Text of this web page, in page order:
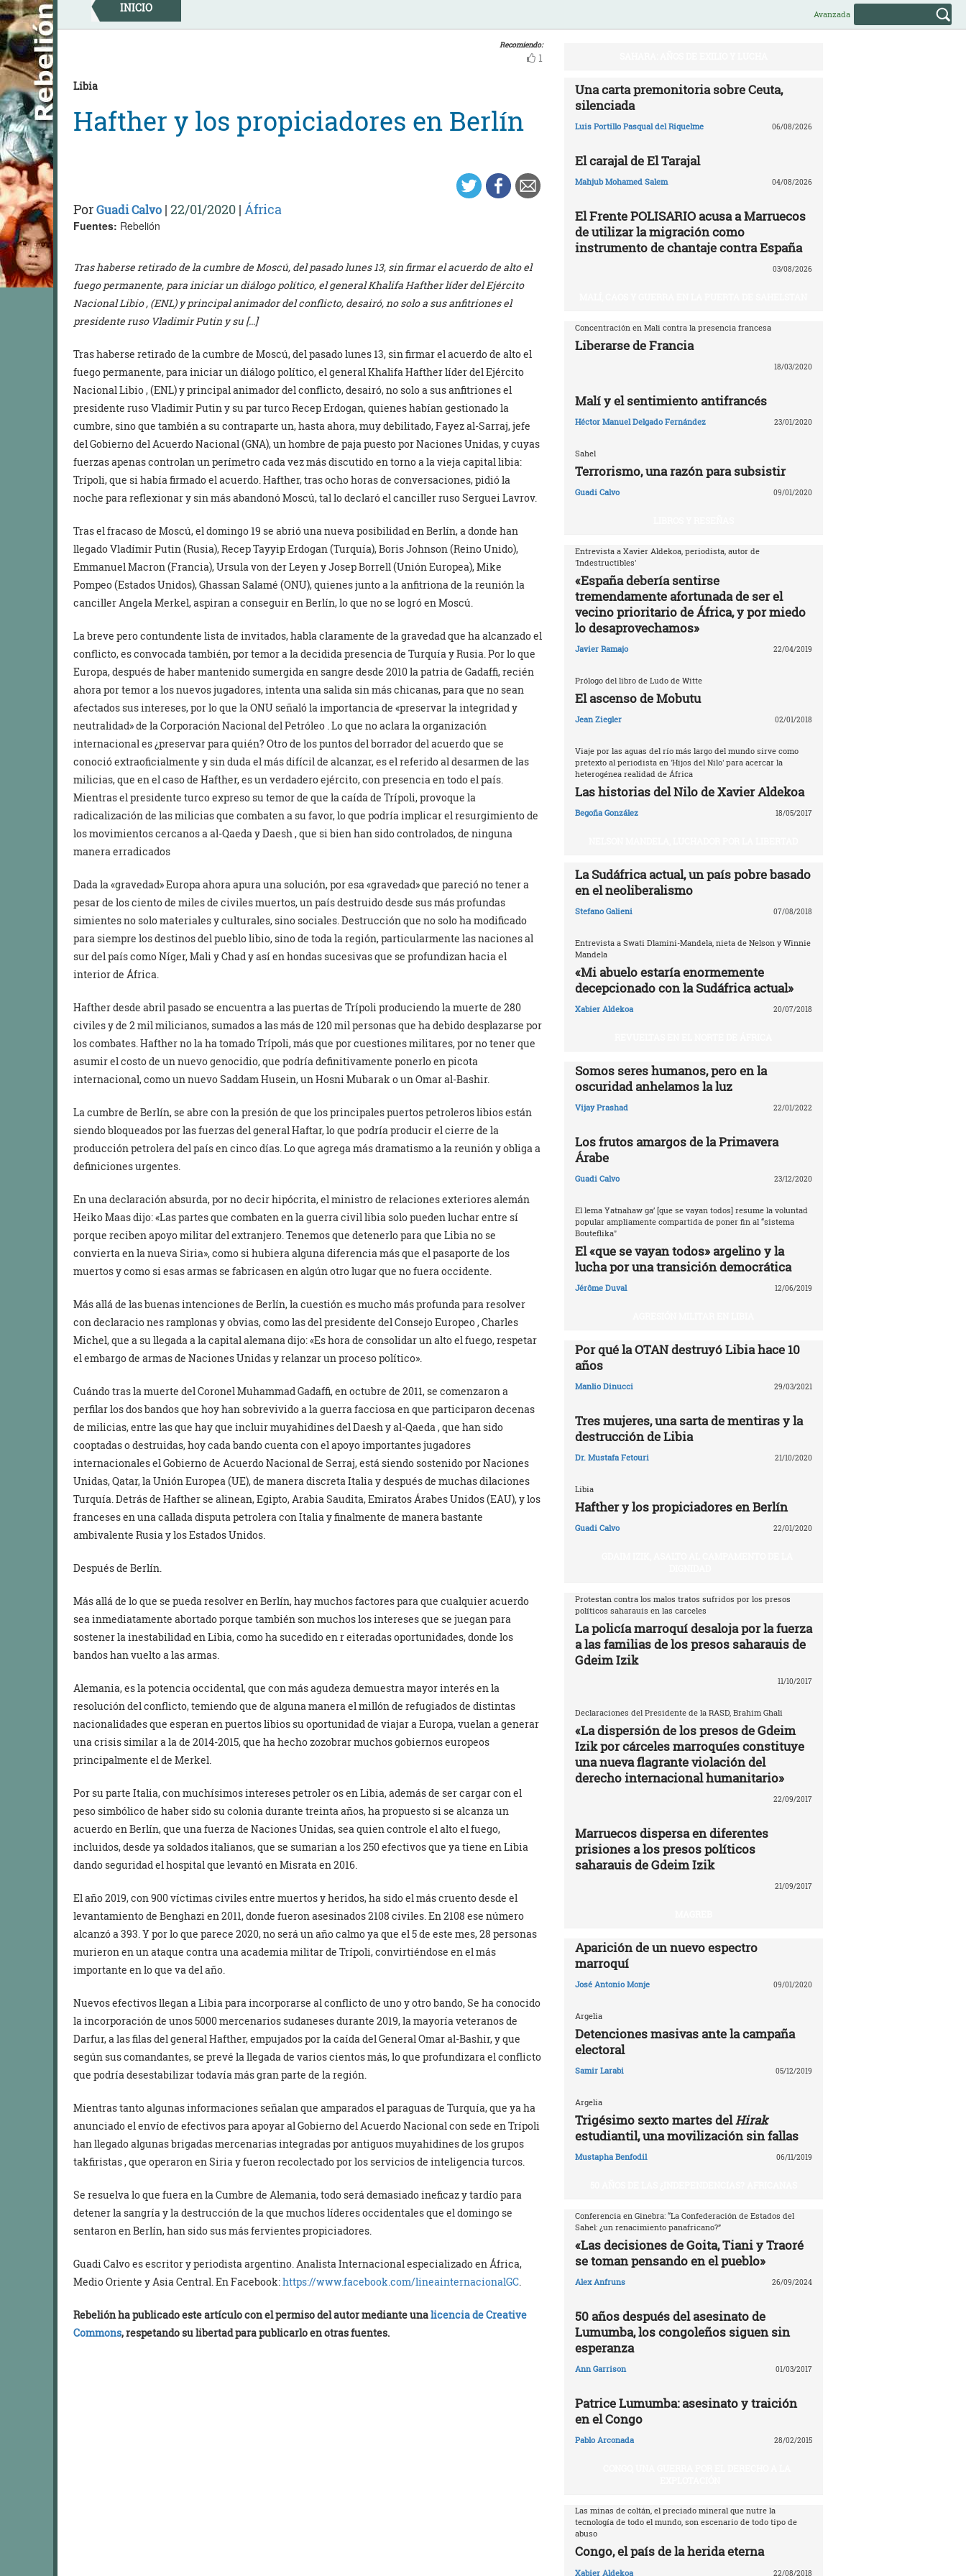
Skip
to
content
INICIO Avanzada
Recomiendo:
1
Libia
Hafther y los propiciadores en Berlín
PorGuadi Calvo | 22/01/2020 | África
Fuentes: Rebelión
Tras haberse retirado de la cumbre de Moscú, del pasado lunes 13, sin firmar el acuerdo de alto el
fuego permanente, para iniciar un diálogo político, el general Khalifa Hafther líder del Ejército
Nacional Libio , (ENL) y principal animador del conflicto, desairó, no solo a sus anfitriones el
presidente ruso Vladimir Putin y su […]
Tras haberse retirado de la cumbre de Moscú, del pasado lunes 13, sin firmar el acuerdo de alto el
fuego permanente, para iniciar un diálogo político, el general Khalifa Hafther líder del Ejército
Nacional Libio , (ENL) y principal animador del conflicto, desairó, no solo a sus anfitriones el
presidente ruso Vladimir Putin y su par turco Recep Erdogan, quienes habían gestionado la
cumbre, sino que también a su contraparte un, hasta ahora, muy debilitado, Fayez al-Sarraj, jefe
del Gobierno del Acuerdo Nacional (GNA), un hombre de paja puesto por Naciones Unidas, y cuyas
fuerzas apenas controlan un perímetro cada vez más discutido en torno a la vieja capital libia:
Trípoli, que si había firmado el acuerdo. Hafther, tras ocho horas de conversaciones, pidió la
noche para reflexionar y sin más abandonó Moscú, tal lo declaró el canciller ruso Serguei Lavrov.
Tras el fracaso de Moscú, el domingo 19 se abrió una nueva posibilidad en Berlín, a donde han
llegado Vladímir Putin (Rusia), Recep Tayyip Erdogan (Turquía), Boris Johnson (Reino Unido),
Emmanuel Macron (Francia), Ursula von der Leyen y Josep Borrell (Unión Europea), Mike
Pompeo (Estados Unidos), Ghassan Salamé (ONU), quienes junto a la anfitriona de la reunión la
canciller Angela Merkel, aspiran a conseguir en Berlín, lo que no se logró en Moscú.
La breve pero contundente lista de invitados, habla claramente de la gravedad que ha alcanzado el
conflicto, es convocada también, por temor a la decidida presencia de Turquía y Rusia. Por lo que
Europa, después de haber mantenido sumergida en sangre desde 2010 la patria de Gadaffi, recién
ahora por temor a los nuevos jugadores, intenta una salida sin más chicanas, para que no sean
afectados sus intereses, por lo que la ONU señaló la importancia de «preservar la integridad y
neutralidad» de la Corporación Nacional del Petróleo . Lo que no aclara la organización
internacional es ¿preservar para quién? Otro de los puntos del borrador del acuerdo que se
conoció extraoficialmente y sin duda el más difícil de alcanzar, es el referido al desarmen de las
milicias, que en el caso de Hafther, es un verdadero ejército, con presencia en todo el país.
Mientras el presidente turco expreso su temor de que la caída de Trípoli, provoque la
radicalización de las milicias que combaten a su favor, lo que podría implicar el resurgimiento de
los movimientos cercanos a al-Qaeda y Daesh , que si bien han sido controlados, de ninguna
manera erradicados
Dada la «gravedad» Europa ahora apura una solución, por esa «gravedad» que pareció no tener a
pesar de los ciento de miles de civiles muertos, un país destruido desde sus más profundas
simientes no solo materiales y culturales, sino sociales. Destrucción que no solo ha modificado
para siempre los destinos del pueblo libio, sino de toda la región, particularmente las naciones al
sur del país como Níger, Mali y Chad y así en hondas sucesivas que se profundizan hacia el
interior de África.
Hafther desde abril pasado se encuentra a las puertas de Trípoli produciendo la muerte de 280
civiles y de 2 mil milicianos, sumados a las más de 120 mil personas que ha debido desplazarse por
los combates. Hafther no la ha tomado Trípoli, más que por cuestiones militares, por no tener que
asumir el costo de un nuevo genocidio, que podría definitivamente ponerlo en picota
internacional, como un nuevo Saddam Husein, un Hosni Mubarak o un Omar al-Bashir.
La cumbre de Berlín, se abre con la presión de que los principales puertos petroleros libios están
siendo bloqueados por las fuerzas del general Haftar, lo que podría producir el cierre de la
producción petrolera del país en cinco días. Lo que agrega más dramatismo a la reunión y obliga a
definiciones urgentes.
En una declaración absurda, por no decir hipócrita, el ministro de relaciones exteriores alemán
Heiko Maas dijo: «Las partes que combaten en la guerra civil libia solo pueden luchar entre sí
porque reciben apoyo militar del extranjero. Tenemos que detenerlo para que Libia no se
convierta en la nueva Siria», como si hubiera alguna diferencia más que el pasaporte de los
muertos y como si esas armas se fabricasen en algún otro lugar que no fuera occidente.
Más allá de las buenas intenciones de Berlín, la cuestión es mucho más profunda para resolver
con declaracio nes ramplonas y obvias, como las del presidente del Consejo Europeo , Charles
Michel, que a su llegada a la capital alemana dijo: «Es hora de consolidar un alto el fuego, respetar
el embargo de armas de Naciones Unidas y relanzar un proceso político».
Cuándo tras la muerte del Coronel Muhammad Gadaffi, en octubre de 2011, se comenzaron a
perfilar los dos bandos que hoy han sobrevivido a la guerra facciosa en que participaron decenas
de milicias, entre las que hay que incluir muyahidines del Daesh y al-Qaeda , que han sido
cooptadas o destruidas, hoy cada bando cuenta con el apoyo importantes jugadores
internacionales el Gobierno de Acuerdo Nacional de Serraj, está siendo sostenido por Naciones
Unidas, Qatar, la Unión Europea (UE), de manera discreta Italia y después de muchas dilaciones
Turquía. Detrás de Hafther se alinean, Egipto, Arabia Saudita, Emiratos Árabes Unidos (EAU), y los
franceses en una callada disputa petrolera con Italia y finalmente de manera bastante
ambivalente Rusia y los Estados Unidos.
Después de Berlín.
Más allá de lo que se pueda resolver en Berlín, hay muchos factores para que cualquier acuerdo
sea inmediatamente abortado porque también son muchos los intereses que se juegan para
sostener la inestabilidad en Libia, como ha sucedido en r eiteradas oportunidades, donde los
bandos han vuelto a las armas.
Alemania, es la potencia occidental, que con más agudeza demuestra mayor interés en la
resolución del conflicto, temiendo que de alguna manera el millón de refugiados de distintas
nacionalidades que esperan en puertos libios su oportunidad de viajar a Europa, vuelan a generar
una crisis similar a la de 2014-2015, que ha hecho zozobrar muchos gobiernos europeos
principalmente el de Merkel.
Por su parte Italia, con muchísimos intereses petroler os en Libia, además de ser cargar con el
peso simbólico de haber sido su colonia durante treinta años, ha propuesto si se alcanza un
acuerdo en Berlín, que una fuerza de Naciones Unidas, sea quien controle el alto el fuego,
incluidos, desde ya soldados italianos, que se sumarian a los 250 efectivos que ya tiene en Libia
dando seguridad el hospital que levantó en Misrata en 2016.
El año 2019, con 900 víctimas civiles entre muertos y heridos, ha sido el más cruento desde el
levantamiento de Benghazi en 2011, donde fueron asesinados 2108 civiles. En 2108 ese número
alcanzó a 393. Y por lo que parece 2020, no será un año calmo ya que el 5 de este mes, 28 personas
murieron en un ataque contra una academia militar de Trípoli, convirtiéndose en el más
importante en lo que va del año.
Nuevos efectivos llegan a Libia para incorporarse al conflicto de uno y otro bando, Se ha conocido
la incorporación de unos 5000 mercenarios sudaneses durante 2019, la mayoría veteranos de
Darfur, a las filas del general Hafther, empujados por la caída del General Omar al-Bashir, y que
según sus comandantes, se prevé la llegada de varios cientos más, lo que profundizara el conflicto
que podría desestabilizar todavía más gran parte de la región.
Mientras tanto algunas informaciones señalan que amparados el paraguas de Turquía, que ya ha
anunciado el envío de efectivos para apoyar al Gobierno del Acuerdo Nacional con sede en Trípoli
han llegado algunas brigadas mercenarias integradas por antiguos muyahidines de los grupos
takfiristas , que operaron en Siria y fueron recolectado por los servicios de inteligencia turcos.
Se resuelva lo que fuera en la Cumbre de Alemania, todo será demasiado ineficaz y tardío para
detener la sangría y la destrucción de la que muchos líderes occidentales que el domingo se
sentaron en Berlín, han sido sus más fervientes propiciadores.
Guadi Calvo es escritor y periodista argentino. Analista Internacional especializado en África,
Medio Oriente y Asia Central. En Facebook:https://www.facebook.com/lineainternacionalGC
Rebelión ha publicado este artículo con el permiso del autor mediante unalicencia de Creative
Commons, respetando su libertad para publicarlo en otras fuentes.
Una carta premonitoria sobre Ceuta,
silenciada
Luis Portillo Pasqual del Riquelme 06/08/2026
El carajal de El Tarajal
Mahjub Mohamed Salem 04/08/2026
El Frente POLISARIO acusa a Marruecos
de utilizar la migración como
instrumento de chantaje contra España
03/08/2026
Concentración en Mali contra la presencia francesa
Liberarse de Francia
18/03/2020
Malí y el sentimiento antifrancés
Héctor Manuel Delgado Fernández 23/01/2020
Sahel
Terrorismo, una razón para subsistir
Guadi Calvo 09/01/2020
Entrevista a Xavier Aldekoa, periodista, autor de
'Indestructibles'
«España debería sentirse
tremendamente afortunada de ser el
vecino prioritario de África, y por miedo
lo desaprovechamos»
Javier Ramajo 22/04/2019
Prólogo del libro de Ludo de Witte
El ascenso de Mobutu
Jean Ziegler 02/01/2018
Viaje por las aguas del río más largo del mundo sirve como
pretexto al periodista en 'Hijos del Nilo' para acercar la
heterogénea realidad de África
Las historias del Nilo de Xavier Aldekoa
Begoña González 18/05/2017
La Sudáfrica actual, un país pobre basado
en el neoliberalismo
Stefano Galieni 07/08/2018
Entrevista a Swati Dlamini-Mandela, nieta de Nelson y Winnie
Mandela
«Mi abuelo estaría enormemente
decepcionado con la Sudáfrica actual»
Xabier Aldekoa 20/07/2018
Somos seres humanos, pero en la
oscuridad anhelamos la luz
Vijay Prashad 22/01/2022
Los frutos amargos de la Primavera
Árabe
Guadi Calvo 23/12/2020
El lema Yatnahaw ga’ [que se vayan todos] resume la voluntad
popular ampliamente compartida de poner fin al “sistema
Bouteflika"
El «que se vayan todos» argelino y la
lucha por una transición democrática
Jérôme Duval 12/06/2019
Por qué la OTAN destruyó Libia ‎hace 10
años‎
Manlio Dinucci 29/03/2021
Tres mujeres, una sarta de mentiras y la
destrucción de Libia
Dr. Mustafa Fetouri 21/10/2020
Libia
Hafther y los propiciadores en Berlín
Guadi Calvo 22/01/2020
Protestan contra los malos tratos sufridos por los presos
políticos saharauis en las carceles
La policía marroquí desaloja por la fuerza
a las familias de los presos saharauis de
Gdeim Izik
11/10/2017
Declaraciones del Presidente de la RASD, Brahim Ghali
«La dispersión de los presos de Gdeim
Izik por cárceles marroquíes constituye
una nueva flagrante violación del
derecho internacional humanitario»
22/09/2017
Marruecos dispersa en diferentes
prisiones a los presos políticos
saharauis de Gdeim Izik
21/09/2017
Aparición de un nuevo espectro
marroquí
José Antonio Monje 09/01/2020
Argelia
Detenciones masivas ante la campaña
electoral
Samir Larabi 05/12/2019
Argelia
Trigésimo sexto martes delHirak
estudiantil, una movilización sin fallas
Mustapha Benfodil 06/11/2019
Conferencia en Ginebra: “La Confederación de Estados del
Sahel: ¿un renacimiento panafricano?”
«Las decisiones de Goita, Tiani y Traoré
se toman pensando en el pueblo»
Alex Anfruns 26/09/2024
50 años después del asesinato de
Lumumba, los congoleños siguen sin
esperanza
Ann Garrison 01/03/2017
Patrice Lumumba: asesinato y traición
en el Congo
Pablo Arconada 28/02/2015
Las minas de coltán, el preciado mineral que nutre la
tecnología de todo el mundo, son escenario de todo tipo de
abuso
Congo, el país de la herida eterna
Xabier Aldekoa 22/08/2018